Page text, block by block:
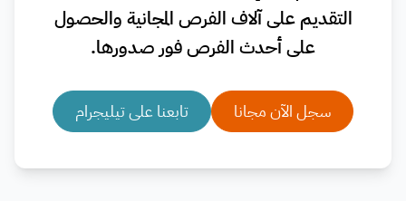
التقديم على آلاف الفرص المجانية والحصول
على أحدث الفرص فور صدورها.
سجل الآن مجانا تابعنا على تيليجرام